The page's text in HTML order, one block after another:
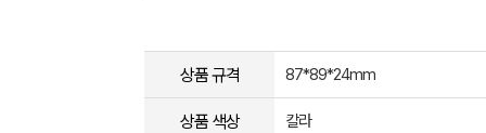
상품 규격 87*89*24mm
상품 색상 칼라